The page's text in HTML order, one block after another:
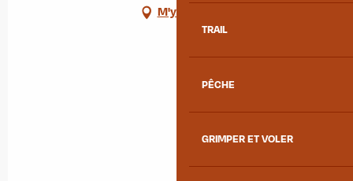
TRAIL
PÊCHE
GRIMPER ET VOLER
M'y rendre